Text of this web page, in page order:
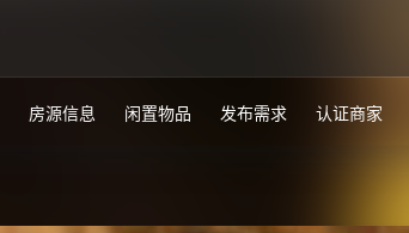
房源信息 闲置物品 发布需求 认证商家